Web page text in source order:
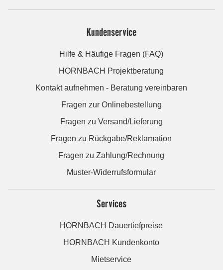
Kundenservice
Hilfe & Häufige Fragen (FAQ)
HORNBACH Projektberatung
Kontakt aufnehmen - Beratung vereinbaren
Fragen zur Onlinebestellung
Fragen zu Versand/Lieferung
Fragen zu Rückgabe/Reklamation
Fragen zu Zahlung/Rechnung
Muster-Widerrufsformular
Services
HORNBACH Dauertiefpreise
HORNBACH Kundenkonto
Mietservice